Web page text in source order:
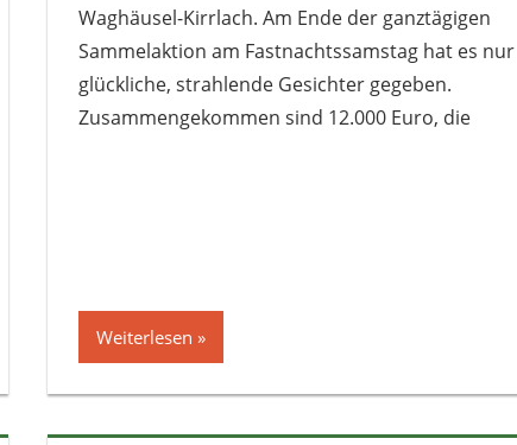
Waghäusel-Kirrlach. Am Ende der ganztägigen
Sammelaktion am Fastnachtssamstag hat es nur
glückliche, strahlende Gesichter gegeben.
Zusammengekommen sind 12.000 Euro, die
Weiterlesen